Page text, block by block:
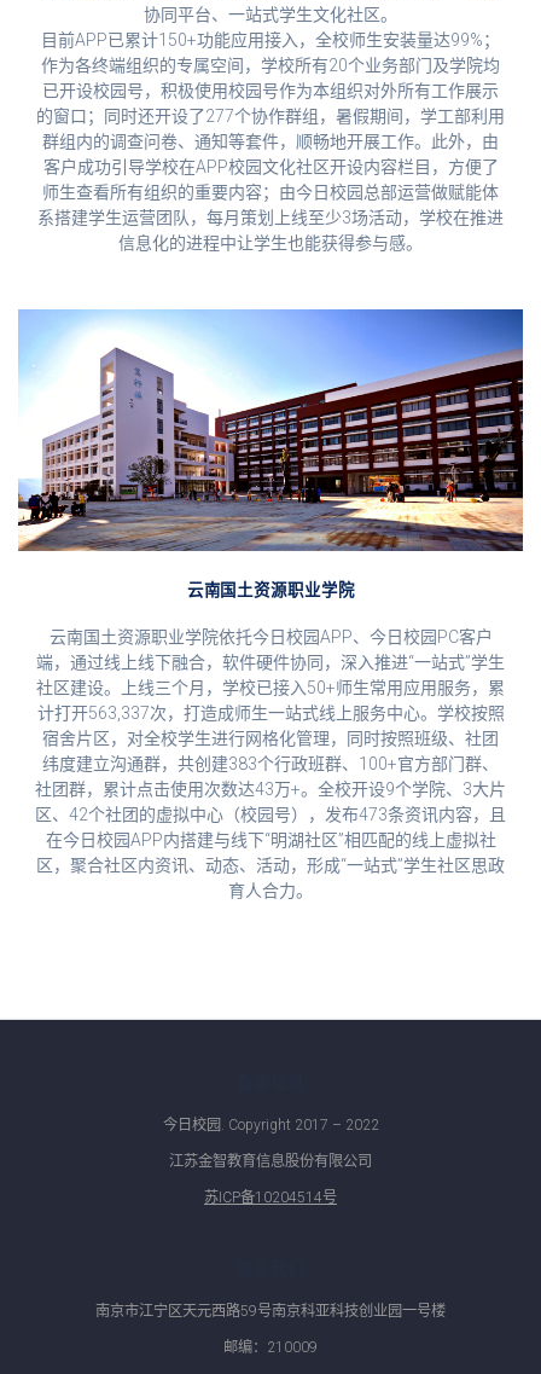
协同平台、一站式学生文化社区。
目前APP已累计150+功能应用接入，全校师生安装量达99%；
作为各终端组织的专属空间，学校所有20个业务部门及学院均
已开设校园号，积极使用校园号作为本组织对外所有工作展示
的窗口；同时还开设了277个协作群组，暑假期间，学工部利用
群组内的调查问卷、通知等套件，顺畅地开展工作。此外，由
客户成功引导学校在APP校园文化社区开设内容栏目，方便了
师生查看所有组织的重要内容；由今日校园总部运营做赋能体
系搭建学生运营团队，每月策划上线至少3场活动，学校在推进
信息化的进程中让学生也能获得参与感。
云南国土资源职业学院
云南国土资源职业学院依托今日校园APP、今日校园PC客户
端，通过线上线下融合，软件硬件协同，深入推进“一站式”学生
社区建设。上线三个月，学校已接入50+师生常用应用服务，累
计打开563,337次，打造成师生一站式线上服务中心。学校按照
宿舍片区，对全校学生进行网格化管理，同时按照班级、社团
纬度建立沟通群，共创建383个行政班群、100+官方部门群、
社团群，累计点击使用次数达43万+。全校开设9个学院、3大片
区、42个社团的虚拟中心（校园号），发布473条资讯内容，且
在今日校园APP内搭建与线下“明湖社区”相匹配的线上虚拟社
区，聚合社区内资讯、动态、活动，形成“一站式”学生社区思政
育人合力。
今日校园. Copyright 2017 – 2022
江苏金智教育信息股份有限公司
苏ICP备10204514号
南京市江宁区天元西路59号南京科亚科技创业园一号楼
邮编：210009